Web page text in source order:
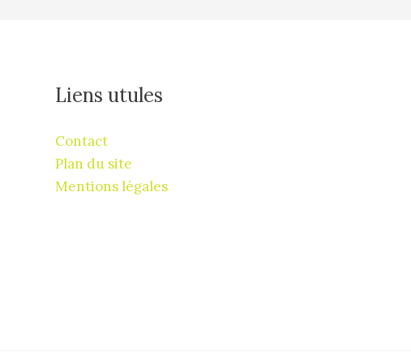
Liens utules
Contact
Plan du site
Mentions légales